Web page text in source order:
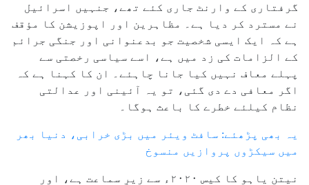
گرفتاری کے وارنٹ جاری کئے تھے، جنہیں اسرائیل
نے مسترد کر دیا ہے۔ مظاہرین اور اپوزیشن کا مؤقف
ہے کہ ایک ایسی شخصیت جو بدعنوانی اور جنگی جرائم
کے الزامات کی زد میں ہے، اسے سیاسی رخصتی سے
پہلے معاف نہیں کیا جانا چاہئے۔ ان کا کہنا ہے کہ
اگر معافی دے دی گئی، تو یہ آئینی اور عدالتی
نظام کیلئے خطرے کا باعث ہوگا۔
یہ بھی پڑھئے: سافٹ ویئر میں بڑی خرابی، دنیا بھر
میں سیکڑوں پروازیں منسوخ
نیتن یاہو کا کیس ۲۰۲۰ء سے زیرِ سماعت ہے، اور